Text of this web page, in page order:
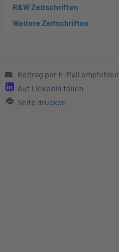
R&W Zeitschriften
Weitere Zeitschriften
Beitrag per E-Mail empfehlen
Auf LinkedIn teilen
Seite drucken